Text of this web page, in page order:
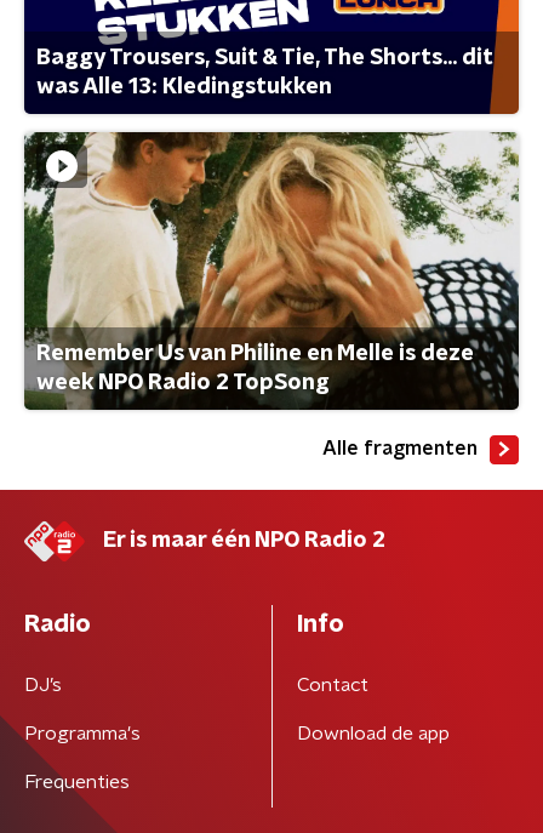
Baggy Trousers, Suit & Tie, The Shorts... dit
was Alle 13: Kledingstukken
Remember Us van Philine en Melle is deze
week NPO Radio 2 TopSong
Alle fragmenten
Er is maar één NPO Radio 2
Radio
DJ’s
Programma's
Frequenties
Info
Contact
Download de app